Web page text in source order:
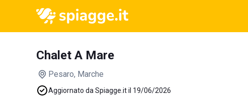
Chalet A Mare
Pesaro, Marche
Aggiornato da Spiagge.it il 19/06/2026